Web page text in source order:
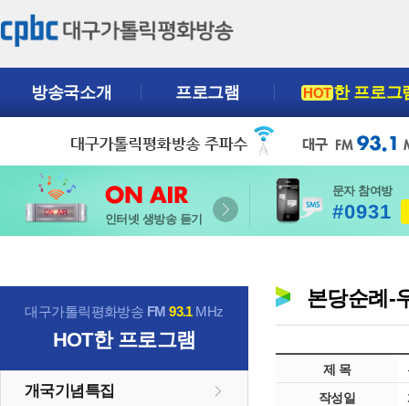
방송국소개 프로그램 HOT한 프로그
인터넷 생방송 듣기
문자 참여방
#0931
대구가톨릭평화방송 FM93.1MHz
HOT한 프로그램
개국기념특집
본당순례-
제 목
작성일